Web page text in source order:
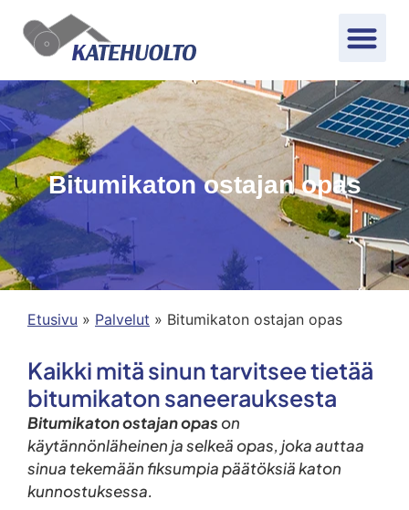
Bitumikaton ostajan opas
Etusivu » Palvelut » Bitumikaton ostajan opas
Kaikki mitä sinun tarvitsee tietää
bitumikaton saneerauksesta
Bitumikaton ostajan opas on
käytännönläheinen ja selkeä opas, joka auttaa
sinua tekemään fiksumpia päätöksiä katon
kunnostuksessa.